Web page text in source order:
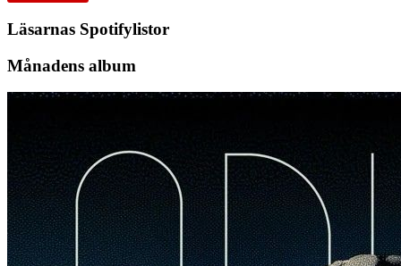
Läsarnas Spotifylistor
Månadens album